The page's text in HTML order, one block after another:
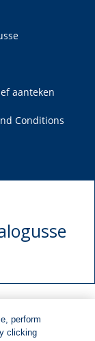
aanteken
Conditions
boekregte
perform
clicking